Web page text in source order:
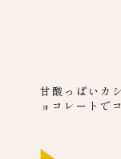
甘酸っぱいカ
ョコレートで